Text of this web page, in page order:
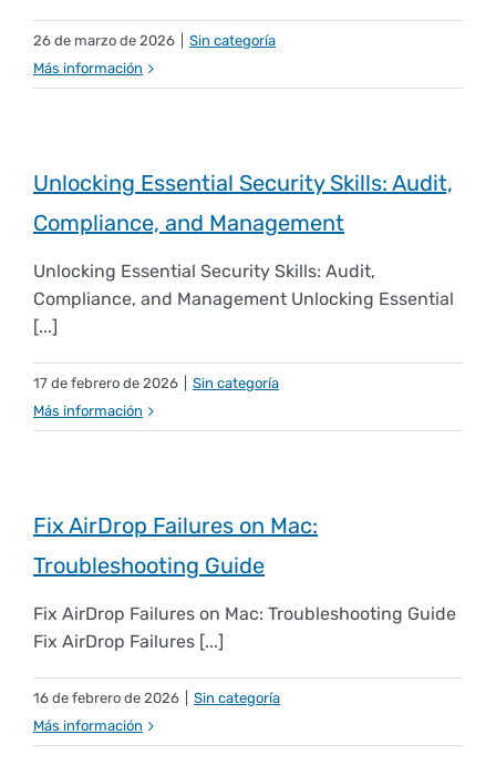
26 de marzo de 2026
Sin categoría
Más información
Unlocking Essential Security Skills: Audit,
Compliance, and Management
Unlocking Essential Security Skills: Audit,
Compliance, and Management Unlocking Essential
[...]
17 de febrero de 2026
Sin categoría
Más información
Fix AirDrop Failures on Mac:
Troubleshooting Guide
Fix AirDrop Failures on Mac: Troubleshooting Guide
Fix AirDrop Failures [...]
16 de febrero de 2026
Sin categoría
Más información